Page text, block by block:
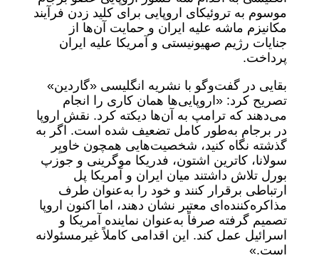
موسوم به تروئیکای اروپایی برای کلید زدن فرآیند
مکانیزم ماشه علیه ایران و حمایت آن‌ها از
جنایات رژیم صهیونیستی و آمریکا علیه ایران
پرداخت.
بقایی در گفت‌وگو با نشریه انگلیسی «گاردین»
تصریح کرد: «اروپایی‌ها همان کاری را انجام
می‌دهند که ترامپ به آن‌ها دیکته کرد. نقش اروپا
در برجام به‌طور کامل تضعیف شده است. اگر به
گذشته نگاه کنید، شخصیت‌هایی همچون خاویِر
سولانا، کاترین اشتون، فدریکا موگرینی و جوزپ
بورل تلاش داشتند میان ایران و آمریکا پل
ارتباطی برقرار کنند و خود را به‌عنوان طرف
مذاکره‌کننده‌ای معتبر نشان دهند، اما اکنون اروپا
تصمیم گرفته صرفاً به‌عنوان نماینده آمریکا و
اسرائیل عمل کند. این اقدامی کاملاً غیرمسئولانه
است.»